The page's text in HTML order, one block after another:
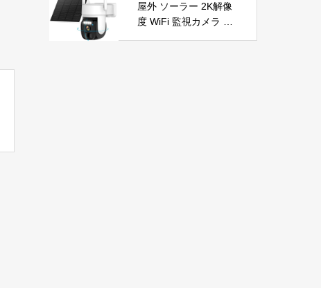
器具
浄化】ファンヒーター
電気 ECO知能恒温 省
エネ 暖房器具 転倒オ
屋外 ソーラー 2K解像
度 WiFi 監視カメラ ワ